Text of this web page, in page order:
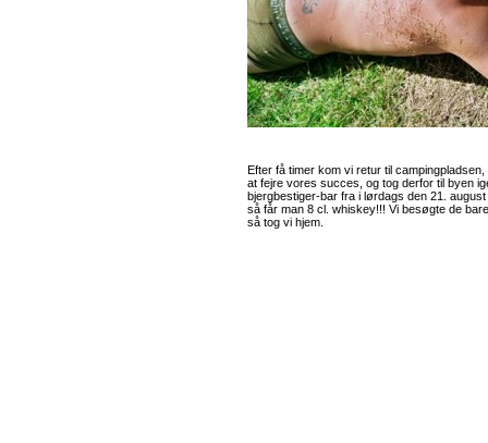
Efter få timer kom vi retur til
at fejre vores succes, og tog derfor til byen
bjergbestiger-bar fra i lørdags den 21.
så får man 8 cl. whiskey!!! Vi besøgte de
så tog vi hjem.